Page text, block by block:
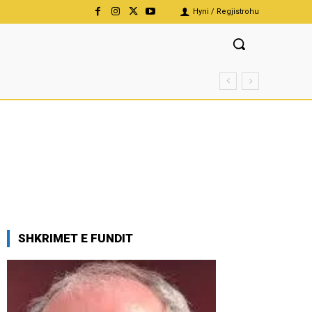
Hyni / Regjistrohu
SHKRIMET E FUNDIT